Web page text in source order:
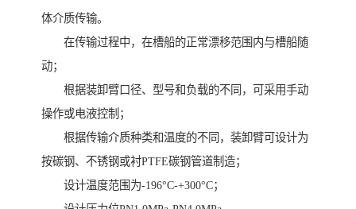
体介质传输。
在传输过程中，在槽船的正常漂移范围内与槽船随
动；
根据装卸臂口径、型号和负载的不同，可采用手动
操作或电液控制；
根据传输介质种类和温度的不同，装卸臂可设计为
按碳钢、不锈钢或衬PTFE碳钢管道制造；
设计温度范围为-196°C-+300°C；